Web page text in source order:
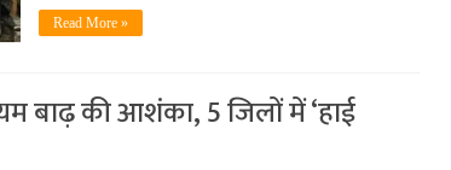
Read More »
बाढ़ की आशंका, 5 जिलों में ‘हाई